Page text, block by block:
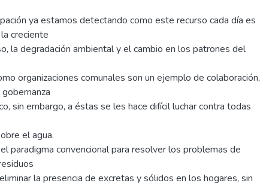
ya estamos detectando como este recurso cada día es
creciente
la degradación ambiental y el cambio en los patrones del
organizaciones comunales son un ejemplo de colaboración,
sin embargo, a éstas se les hace difícil luchar contra todas
el agua.
paradigma convencional para resolver los problemas de
la presencia de excretas y sólidos en los hogares, sin